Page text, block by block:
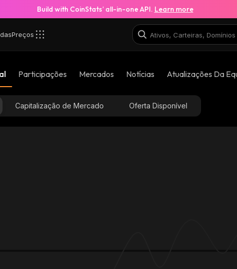
Build with CoinStats’ all-in-one API. Learn more
Preços
Participações Mercados Notícias Atualizações Da
Capitalização de Mercado Oferta Disponível